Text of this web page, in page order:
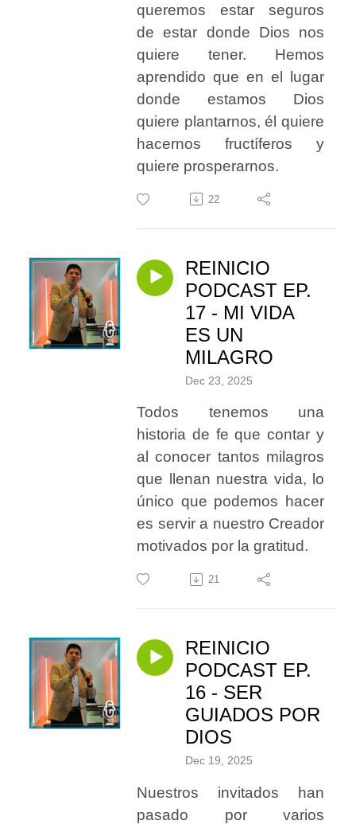
queremos estar seguros
de estar donde Dios nos
quiere tener. Hemos
aprendido que en el lugar
donde estamos Dios
quiere plantarnos, él quiere
hacernos fructíferos y
quiere prosperarnos.
22
REINICIO
PODCAST EP.
17 - MI VIDA
ES UN
MILAGRO
Dec 23, 2025
Todos tenemos una
historia de fe que contar y
al conocer tantos milagros
que llenan nuestra vida, lo
único que podemos hacer
es servir a nuestro Creador
motivados por la gratitud.
21
REINICIO
PODCAST EP.
16 - SER
GUIADOS POR
DIOS
Dec 19, 2025
Nuestros invitados han
pasado por varios